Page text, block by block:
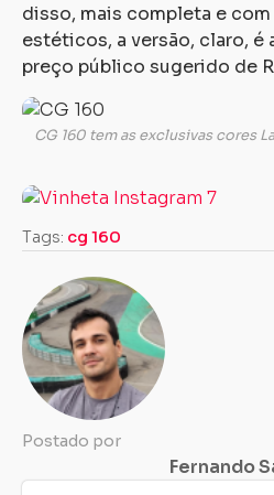
disso, mais completa e
estéticos, a versão, claro, é
preço público sugerido de
CG 160 tem asexclusivas cores
Tags: cg 160
Postado por
Fernando